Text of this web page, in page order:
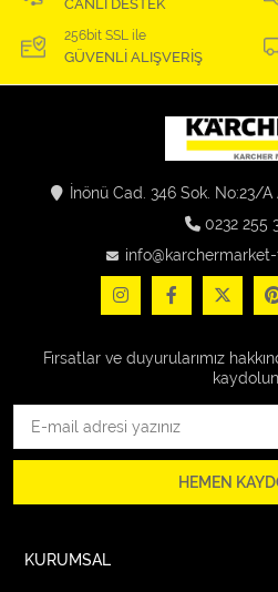
CANLI DESTEK
256bit SSL ile
GÜVENLİ ALIŞVERİŞ
İnönü Cad. 346 Sok. No:23/
0232 255
Fırsatlar ve duyurularımız
HEMEN
KURUMSAL